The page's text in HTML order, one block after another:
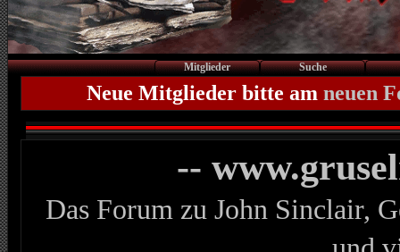
Mitglieder Suche
Neue Mitglieder bitte am neuen
--
Das Forum zu John Sinclair,